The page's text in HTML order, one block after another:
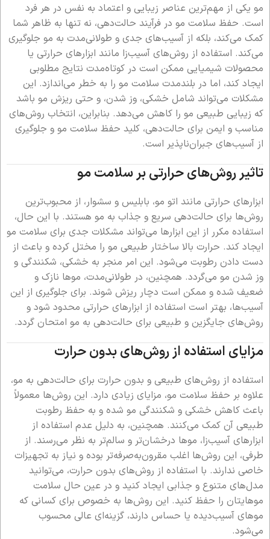
مو یکی از مهم‌ترین عناصر زیبایی و اعتماد به نفس در هر فرد
است. حفظ سلامت مو در فرآیند حالت‌دهی، نه تنها به ظاهر شما
کمک می‌کند، بلکه از آسیب‌های جدی و طولانی‌مدت به مو جلوگیری
می‌کند. استفاده از روش‌های آسیب‌زا مانند ابزارهای حرارتی یا
محصولات شیمیایی ممکن است در کوتاه‌مدت نتایج مطلوبی
ایجاد کند، اما در بلندمدت سلامت مو را به خطر می‌اندازد. این
مشکلات می‌تواند شامل خشکی، وز شدن، و حتی ریزش مو باشد
که زیبایی طبیعی مو را کاهش می‌دهد. بنابراین، انتخاب روش‌های
مناسب و ایمن برای حالت‌دهی، کلید حفظ سلامت مو و جلوگیری
از آسیب‌های جبران‌ناپذیر است.
تاثیر روش‌های حرارتی بر سلامت مو
ابزارهای حرارتی مانند اتو مو، بابلیس و سشوار، از محبوب‌ترین
روش‌ها برای حالت‌دهی سریع و جذاب به مو هستند. با این حال،
استفاده مکرر از این ابزارها می‌تواند مشکلات جدی برای سلامت مو
ایجاد کند. حرارت بالا ساختار طبیعی مو را مختل کرده و باعث از
دست دادن رطوبت می‌شود. این امر منجر به خشکی، شکنندگی و
وز شدن مو می‌گردد. همچنین، در طولانی‌مدت، موها نازک و
ضعیف شده و ممکن است دچار ریزش شوند. برای جلوگیری از این
آسیب‌ها، بهتر است استفاده از ابزارهای حرارتی محدود شود و
روش‌های جایگزین و طبیعی برای حالت‌دهی به مو امتحان گردد.
مزایای استفاده از روش‌های بدون حرارت
استفاده از روش‌های طبیعی و بدون حرارت برای حالت‌دهی به مو،
علاوه بر حفظ سلامت مو، مزایای زیادی دارد. این روش‌ها معمولاً
باعث کاهش خشکی و شکنندگی مو شده و به حفظ رطوبت
طبیعی آن کمک می‌کنند. همچنین، به دلیل عدم استفاده از
ابزارهای آسیب‌زا، موها درخشان‌تر و سالم‌تر به نظر می‌رسند. از
طرفی، این روش‌ها اغلب مقرون‌به‌صرفه‌تر بوده و نیاز به تجهیزات
خاصی ندارند. با استفاده از روش‌های بدون حرارت، می‌توانید
مدل‌های متنوع و جذابی ایجاد کنید و در عین حال سلامت
موهایتان را حفظ کنید. این روش‌ها به خصوص برای کسانی که
موهای آسیب‌دیده یا حساس دارند، گزینه‌ای عالی محسوب
می‌شود.